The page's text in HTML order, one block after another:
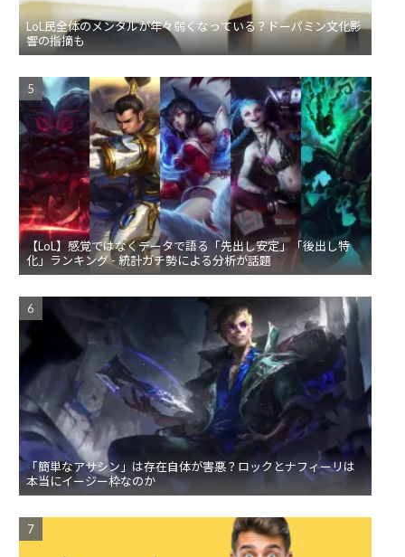
LoL民全体のメンタルが年々弱くなっている？ドーパミン文化影
響の指摘も
【LoL】感覚ではなくデータで語る「先出し安定」「後出し特
化」ランキング - 統計ガチ勢による分析が話題
「簡単なアサシン」は存在自体が害悪？ロックとナフィーリは
本当にイージー枠なのか